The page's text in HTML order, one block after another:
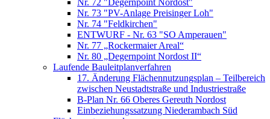
Nr. 72 "Degernpoint Nordost"
Nr. 73 "PV-Anlage Preisinger Loh"
Nr. 74 "Feldkirchen"
ENTWURF - Nr. 63 "SO Amperauen"
Nr. 77 „Rockermaier Areal“
Nr. 80 „Degernpoint Nordost II“
Laufende Bauleitplanverfahren
17. Änderung Flächennutzungsplan – Teilbereich
zwischen Neustadtstraße und Industriestraße
B-Plan Nr. 66 Oberes Gereuth Nordost
Einbeziehungssatzung Niederambach Süd